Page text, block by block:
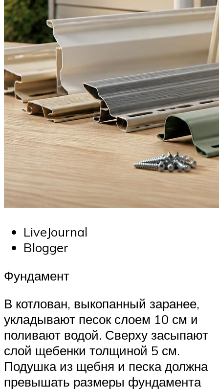
LiveJournal
Blogger
Фундамент
В котлован, выкопанный заранее,
укладывают песок слоем 10 см и
поливают водой. Сверху засыпают
слой щебенки толщиной 5 см.
Подушка из щебня и песка должна
превышать размеры фундамента